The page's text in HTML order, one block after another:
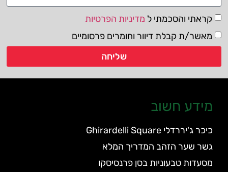
קראתי והסכמתי ל מדיניות הפרטיות
מאשר/ת קבלת דיוור וחומרים פרסומיים
שליחה
מידע חשוב
כיכר ג'יררדלי Ghirardelli Square
גשר שער הזהב המדריך המלא
מסעדות טבעוניות בסן פרנסיסקו